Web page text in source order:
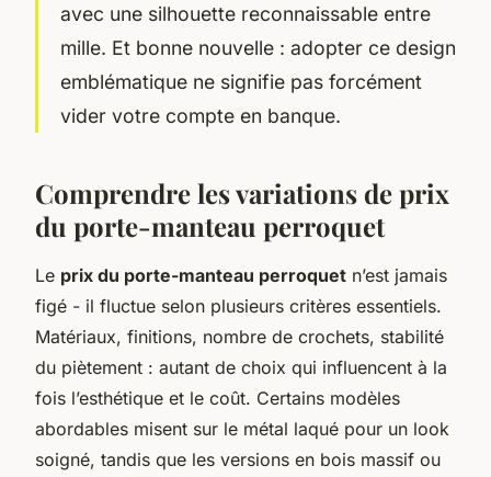
avec une silhouette reconnaissable entre
mille. Et bonne nouvelle : adopter ce design
emblématique ne signifie pas forcément
vider votre compte en banque.
Comprendre les variations de prix
du porte-manteau perroquet
Le prix du porte-manteau perroquet n’est jamais
figé - il fluctue selon plusieurs critères essentiels.
Matériaux, finitions, nombre de crochets, stabilité
du piètement : autant de choix qui influencent à la
fois l’esthétique et le coût. Certains modèles
abordables misent sur le métal laqué pour un look
soigné, tandis que les versions en bois massif ou